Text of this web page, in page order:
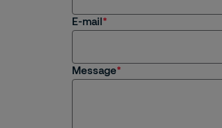
E-mail
Message